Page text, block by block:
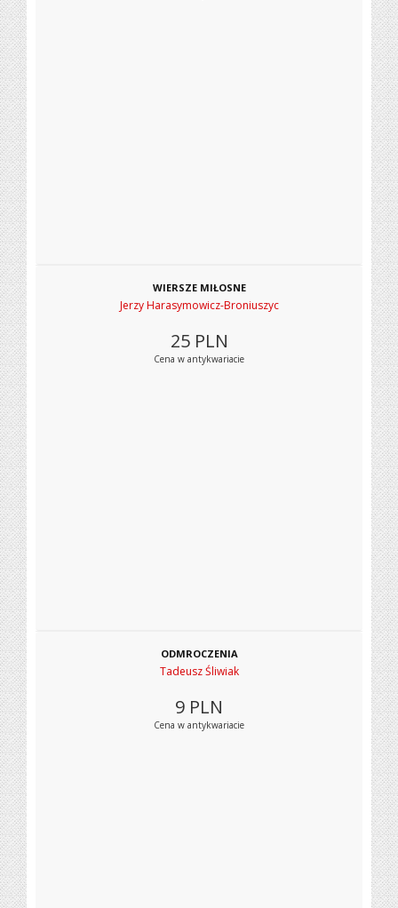
WIERSZE MIŁOSNE
Jerzy Harasymowicz-Broniuszyc
25 PLN
Cena w antykwariacie
ODMROCZENIA
Tadeusz Śliwiak
9 PLN
Cena w antykwariacie